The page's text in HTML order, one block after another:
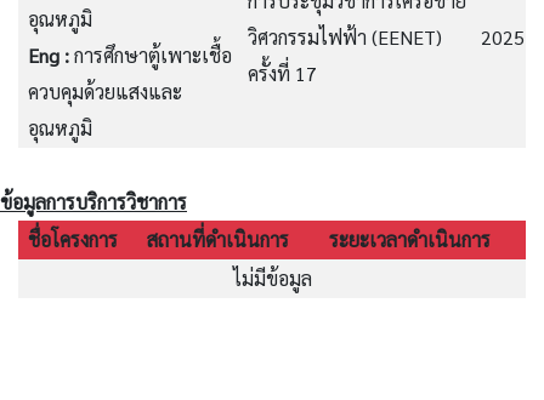
อุณหภูมิ
Eng :การศึกษาตู้เพาะเชื้อ
ควบคุมด้วยแสงและ
อุณหภูมิ
วิศวกรรมไฟฟ้า (EENET)
ครั้งที่ 17
2025
ข้อมูลการบริการวิชาการ
ชื่อโครงการ
สถานที่ดำเนินการ
ระยะเวลาดำเนินการ
ไม่มีข้อมูล